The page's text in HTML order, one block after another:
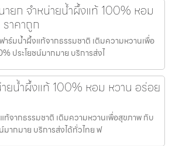
ยก จำหน่ายน้ำผึ้งแท้ 100% หอม
าคาถูก
ร์มน้ำผึ้งแท้จากธรรมชาติ เติมความหวานเพื่อ
ประโยชน์มากมาย บริการส่งไ
ยน้ำผึ้งแท้ 100% หอม หวาน อร่อย
ท้จากธรรมชาติ เติมความหวานเพื่อสุขภาพ กับ
มากมาย บริการส่งได้ทั่วไทย ฟ